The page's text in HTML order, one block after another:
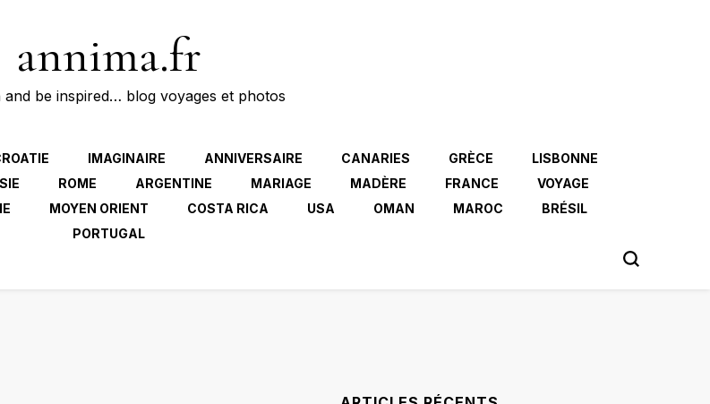
annima.fr
and be inspired… blog voyages et photos
IMAGINAIRE ANNIVERSAIRE CANARIES GRÈCE
LISBONNE
ROME ARGENTINE MARIAGE MADÈRE FRANCE
VOYAGE
MOYEN ORIENT COSTA RICA USA OMAN MAROC
BRÉSIL
PORTUGAL